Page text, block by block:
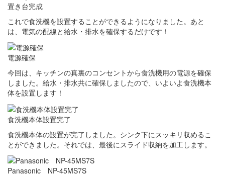
置き台完成
これで食洗機を設置することができるようになりました。あと
は、電気の配線と給水・排水を確保するだけです！
電源確保
今回は、キッチンの真裏のコンセントから食洗機用の電源を確保
しました。給水・排水共に確保しましたので、いよいよ食洗機本
体を設置します！
食洗機本体設置完了
食洗機本体の設置が完了しました。シンク下にスッキリ収めるこ
とができました。それでは、最後にスライド収納を加工します。
Panasonic NP-45MS7S